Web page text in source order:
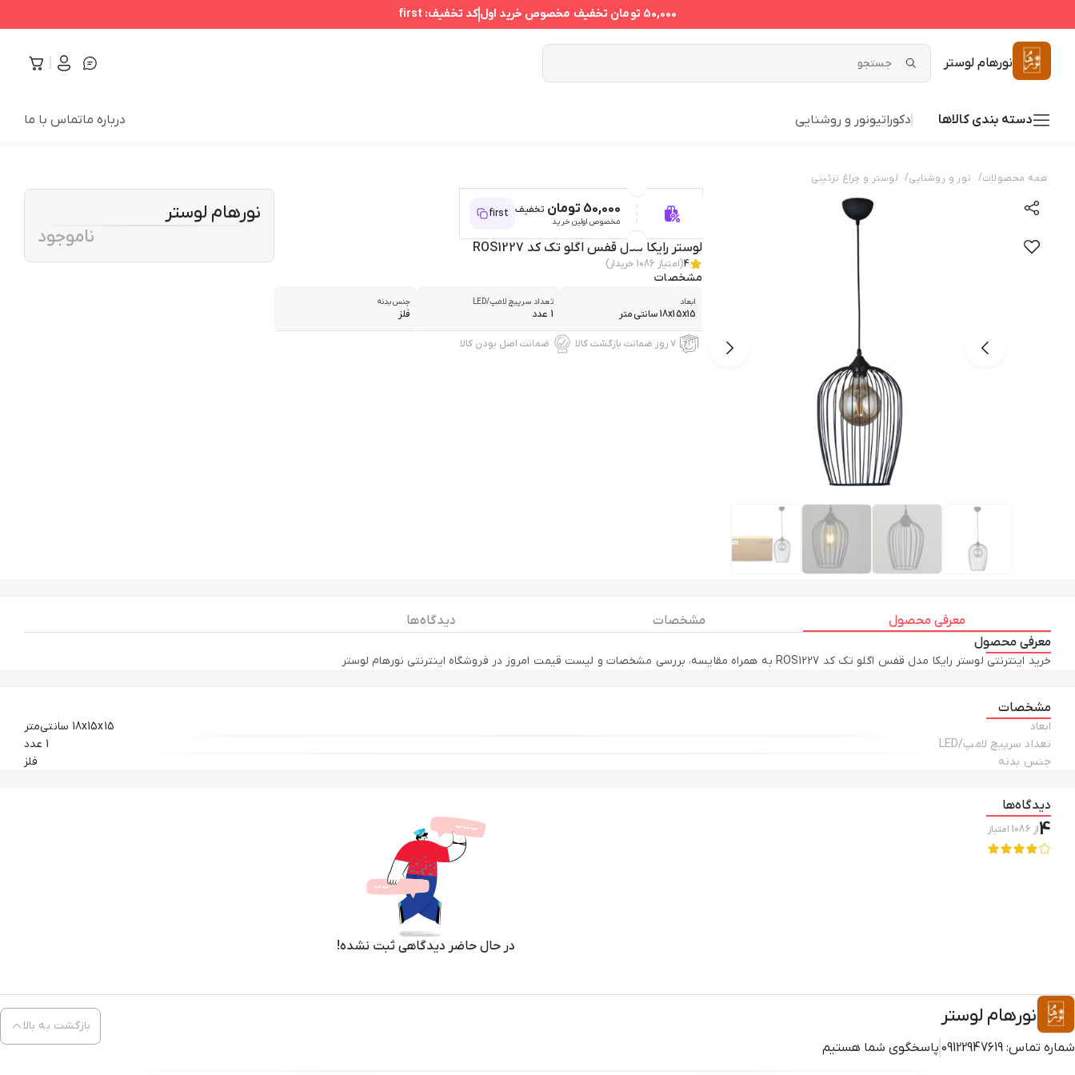
50,000 تومان تخفیف مخصوص خرید اولکد تخفیف: first
نورهام لوستر
دسته بندی کالاها دکوراتیونور و روشنایی درباره ماتماس با ما
همه محصولات/ نور و روشنایی/ لوستر و چراغ تزئینی
50,000 تومان تخفیف
مخصوص اولین خرید
first
لوستر رایکا مدل قفس اگلو تک کد ROS1227
4(امتیاز 1086 خریدار)
مشخصات
ابعاد
18x15x15 سانتی‌متر
تعداد سرپیچ لامپ/LED
1 عدد
جنس بدنه
فلز
۷ روز ضمانت بازگشت کالا ضمانت اصل بودن کالا
نورهام لوستر
ناموجود
معرفی محصول مشخصات
دیدگاه ها
معرفی محصول
خرید اینترنتی لوستر رایکا مدل قفس اگلو تک کد ROS1227 به همراه مقایسه، بررسی مشخصات و لیست قیمت امروز در فروشگاه اینترنتی نورهام لوستر
مشخصات
ابعاد
18x15x15 سانتی‌متر
تعداد سرپیچ لامپ/LED
1 عدد
جنس بدنه
فلز
دیدگاه‌ها
4از 1086امتیاز
در حال حاضر دیدگاهی ثبت نشده!
نورهام لوستر
شماره تماس: 09122947619 پاسخگوی شما هستیم
بازگشت به بالا